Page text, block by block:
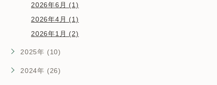
2026年6月 (1)
2026年4月 (1)
2026年1月 (2)
2025年 (10)
2024年 (26)